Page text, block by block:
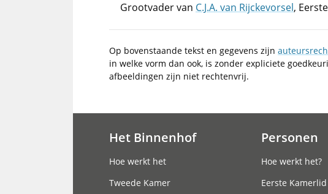
Grootvader van C.J.A. van Rijckevorsel,
Op bovenstaande tekst en gegevens zijn
in welke vorm dan ook, is zonder expliciete
afbeeldingen zijn niet rechtenvrij.
Het Binnenhof
Hoe werkt het
Tweede Kamer
Personen
Hoe werkt het?
Eerste Kamerlid